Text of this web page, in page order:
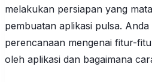
melakukan persiapan yang
pembuatan aplikasi pulsa.
perencanaan mengenai fitur-
oleh aplikasi dan bagaimana